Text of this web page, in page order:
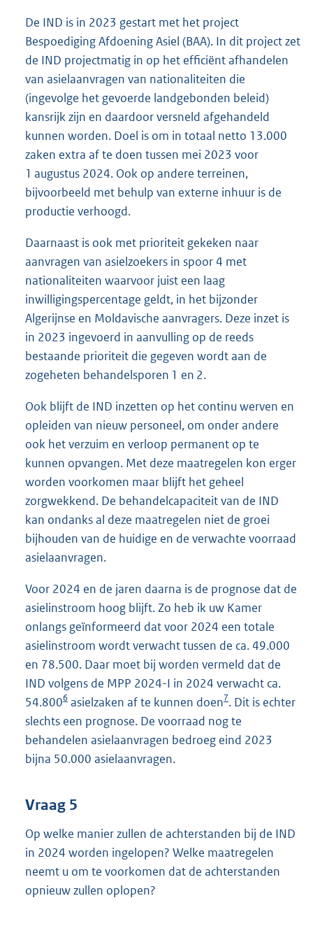
De IND is in 2023 gestart met het project
Bespoediging Afdoening Asiel (BAA). In dit project zet
de IND projectmatig in op het efficiënt afhandelen
van asielaanvragen van nationaliteiten die
(ingevolge het gevoerde landgebonden beleid)
kansrijk zijn en daardoor versneld afgehandeld
kunnen worden. Doel is om in totaal netto 13.000
zaken extra af te doen tussen mei 2023 voor
1 augustus 2024. Ook op andere terreinen,
bijvoorbeeld met behulp van externe inhuur is de
productie verhoogd.
Daarnaast is ook met prioriteit gekeken naar
aanvragen van asielzoekers in spoor 4 met
nationaliteiten waarvoor juist een laag
inwilligingspercentage geldt, in het bijzonder
Algerijnse en Moldavische aanvragers. Deze inzet is
in 2023 ingevoerd in aanvulling op de reeds
bestaande prioriteit die gegeven wordt aan de
zogeheten behandelsporen 1 en 2.
Ook blijft de IND inzetten op het continu werven en
opleiden van nieuw personeel, om onder andere
ook het verzuim en verloop permanent op te
kunnen opvangen. Met deze maatregelen kon erger
worden voorkomen maar blijft het geheel
zorgwekkend. De behandelcapaciteit van de IND
kan ondanks al deze maatregelen niet de groei
bijhouden van de huidige en de verwachte voorraad
asielaanvragen.
Voor 2024 en de jaren daarna is de prognose dat de
asielinstroom hoog blijft. Zo heb ik uw Kamer
onlangs geïnformeerd dat voor 2024 een totale
asielinstroom wordt verwacht tussen de ca. 49.000
en 78.500. Daar moet bij worden vermeld dat de
IND volgens de MPP 2024-I in 2024 verwacht ca.
54.8006 asielzaken af te kunnen doen7. Dit is echter
slechts een prognose. De voorraad nog te
behandelen asielaanvragen bedroeg eind 2023
bijna 50.000 asielaanvragen.
Vraag 5
Op welke manier zullen de achterstanden bij de IND
in 2024 worden ingelopen? Welke maatregelen
neemt u om te voorkomen dat de achterstanden
opnieuw zullen oplopen?